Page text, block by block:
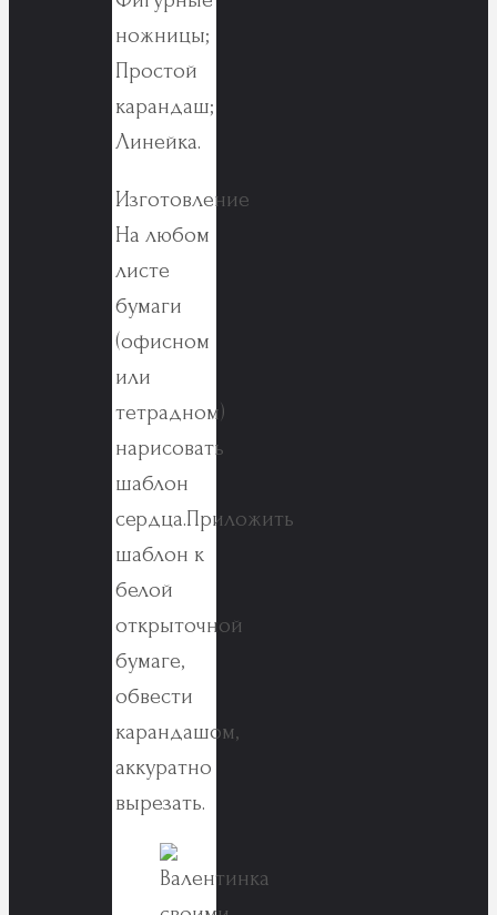
ножницы;
Простой
карандаш;
Линейка.
Изготовление
На любом
листе
бумаги
(офисном
или
тетрадном)
нарисовать
шаблон
сердца.Приложить
шаблон к
белой
открыточной
бумаге,
обвести
карандашом,
аккуратно
вырезать.